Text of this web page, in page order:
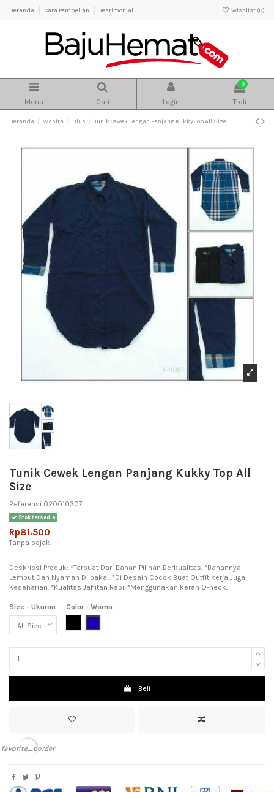
Beranda Cara Pembelian Testimonial Wishlist (0)
Menu Cari Login
0
Troli
Beranda Wanita Blus Tunik Cewek Lengan Panjang Kukky Top All Size
Tunik Cewek Lengan Panjang Kukky Top All
Size
Referensi 020010307
Stok tersedia
Rp81.500
Tanpa pajak
Deskripsi Produk: *Terbuat Dari Bahan Pilihan Berkualitas. *Bahannya
Lembut Dan Nyaman Di pakai. *Di Desain Cocok Buat Outfit,kerja,Juga
Keseharian. *Kualitas Jahitan Rapi. *Menggunakan kerah O-neck.
Size - Ukuran
Color - Warna
Beli
favorite_border